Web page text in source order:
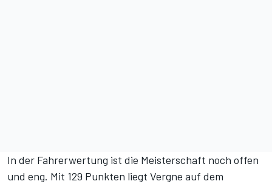
In der Fahrerwertung ist die Meisterschaft noch offen
und eng. Mit 129 Punkten liegt Vergne auf dem